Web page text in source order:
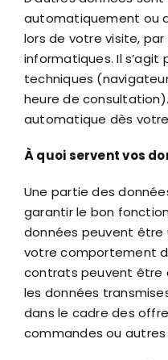
automatiquement ou
lors de votre visite,
informatiques. Il
techniques
heure de
automatique dès
À quoi servent vos
Une partie des
garantir le bon
données peuvent être
votre comportement
contrats peuvent être
les données
dans le cadre des
commandes ou